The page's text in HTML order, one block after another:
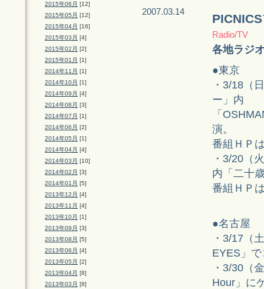
2015年06月 [12]
2015年05月 [12]
2015年04月 [16]
2015年03月 [4]
2015年02月 [2]
2015年01月 [1]
2014年11月 [1]
2014年10月 [1]
2014年09月 [4]
2014年08月 [3]
2014年07月 [1]
2014年06月 [2]
2014年05月 [1]
2014年04月 [4]
2014年03月 [10]
2014年02月 [3]
2014年01月 [5]
2013年12月 [4]
2013年11月 [4]
2013年10月 [1]
2013年09月 [3]
2013年08月 [5]
2013年06月 [4]
2013年05月 [2]
2013年04月 [8]
2013年03月 [8]
2007.03.14
Radio/TV
各地ラジ
●東京
・3/18（
ー」内
「
演。
番組ＨＰ
・3/20（
内「二十
番組ＨＰ
●名古屋
・3/17（
EYES」
・3/30（
Hour」に